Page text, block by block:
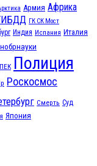
Армия Африка
ГК СК Мост
Индия Испания Италия
Полиция
Роскосмос
Смерть Суд
Япония